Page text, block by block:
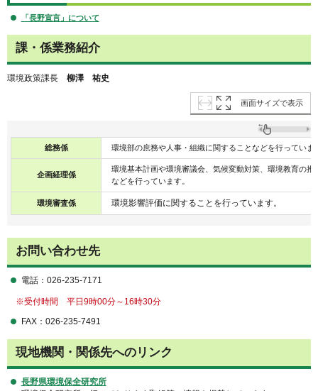
「長野宣言」について
課・係業務紹介
環境政策課長 柳澤 祐史
画面サイズで表示
総務係 環境部の庶務や人事・組織に関することなどを行っていま
企画経理係
環境基本計画や環境審議会、気候変動対策、環境教育の
などを行っています。
環境審査係 環境影響評価に関することを行っています。
お問い合わせ先
電話：026-235-7171
※受付時間 平日9時00分～16時30分
FAX：026-235-7491
現地機関・関係先へのリンク
長野県環境保全研究所